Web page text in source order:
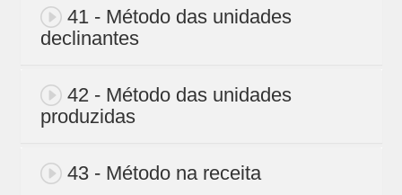
41 - Método das unidades
declinantes
42 - Método das unidades
produzidas
43 - Método na receita